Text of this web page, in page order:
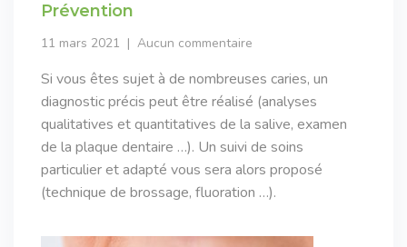
Prévention
11 mars 2021 Aucun commentaire
Si vous êtes sujet à de nombreuses caries, un
diagnostic précis peut être réalisé (analyses
qualitatives et quantitatives de la salive, examen
de la plaque dentaire …). Un suivi de soins
particulier et adapté vous sera alors proposé
(technique de brossage, fluoration …).